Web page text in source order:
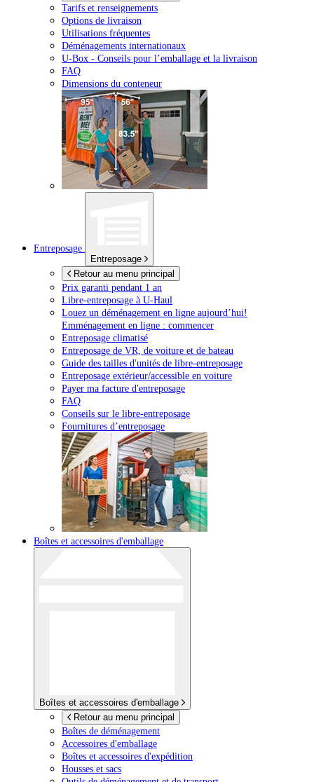
Tarifs et renseignements
Options de livraison
Utilisations fréquentes
Déménagements internationaux
U-Box - Conseils pour l’emballage et la livraison
FAQ
Dimensions du conteneur
Entreposage
Entreposage
Retour au menu principal
Prix garanti pendant 1 an
Libre-entreposage à U-Haul
Louez un déménagement en ligne aujourd’hui!
Emménagement en ligne : commencer
Entreposage climatisé
Entreposage de VR, de voiture et de bateau
Guide des tailles d'unités de libre-entreposage
Entreposage extérieur/accessible en voiture
Payer ma facture d'entreposage
FAQ
Conseils sur le libre-entreposage
Fournitures d’entreposage
Boîtes et accessoires d'emballage
Boîtes et accessoires d'emballage
Retour au menu principal
Boîtes de déménagement
Accessoires d'emballage
Boîtes et accessoires d'expédition
Housses et sacs